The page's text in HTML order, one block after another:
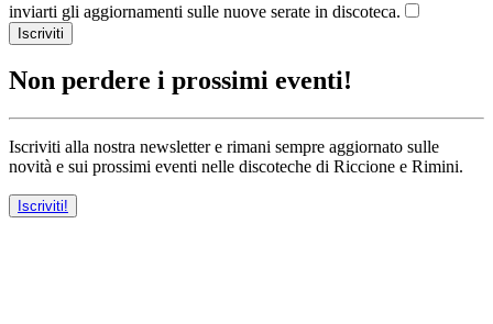
inviarti gli aggiornamenti sulle nuove serate in discoteca.
Iscriviti
Non perdere i prossimi eventi!
Iscriviti alla nostra newsletter e rimani sempre aggiornato sulle
novità e sui prossimi eventi nelle discoteche di Riccione e Rimini.
Iscriviti!